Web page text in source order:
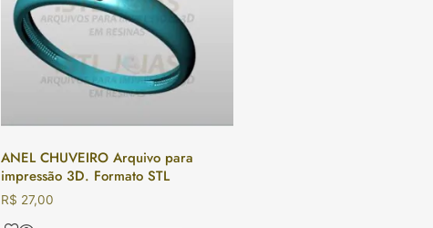
ANEL CHUVEIRO Arquivo para
impressão 3D. Formato STL
R$ 27,00